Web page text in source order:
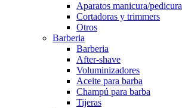
Aparatos manicura/pedicura
Cortadoras y trimmers
Otros
Barberia
Barberia
After-shave
Voluminizadores
Aceite para barba
Champú para barba
Tijeras